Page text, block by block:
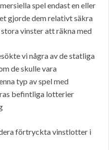
spel endast en eller
gjorde dem relativt säkra
vinster att räkna med
vi några av de statliga
de skulle vara
typ av spel med
befintliga lotterier
förtryckta vinstlotter i